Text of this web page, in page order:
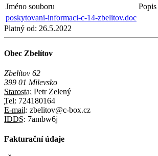
Jméno souboru
Popis
poskytovani-informaci-c-14-zbelitov.doc
Platný od: 26.5.2022
Obec Zbelítov
Zbelítov 62
399 01 Milevsko
Starosta: Petr Zelený
Tel: 724180164
E-mail: zbelitov@c-box.cz
IDDS: 7ambw6j
Fakturační údaje